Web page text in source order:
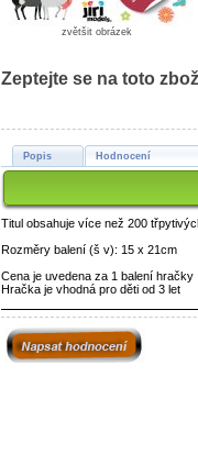
zvětšit obrázek
Zeptejte se na toto
Popis Hodnocení
Titul obsahuje více než 200
Rozměry balení (š v): 15 x 21cm
Cena je uvedena za 1 balení hračky
Hračka je vhodná pro děti od 3 let